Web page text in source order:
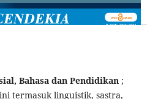
Bahasa dan Pendidikan;
termasuk linguistik, sastra,